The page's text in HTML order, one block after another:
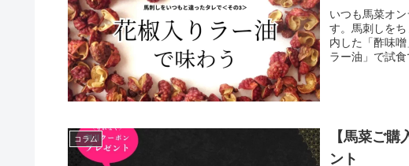
いつも馬菜オ
す。馬刺しを
内した「酢味
ラー油」で試
コラム
【馬菜ご
ント